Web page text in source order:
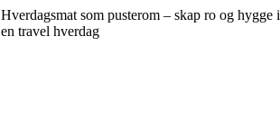
Hverdagsmat som pusterom – skap ro og hygge i
en travel hverdag